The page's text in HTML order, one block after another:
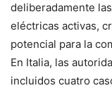
deliberadamente
eléctricas activas,
potencial para la
En Italia, las
incluidos cuatro